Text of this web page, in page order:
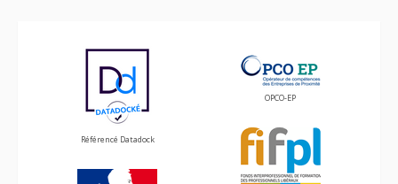
Référencé Datadock
OPCO-EP